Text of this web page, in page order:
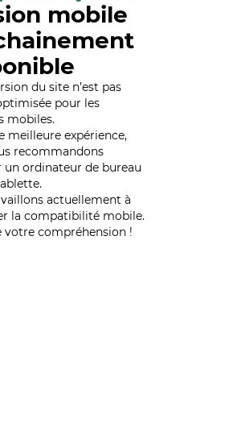
mobile
du site n’est pas
pour les
mobiles.
meilleure expérience,
recommandons
un ordinateur de bureau
actuellement à
la compatibilité mobile.
votre compréhension !